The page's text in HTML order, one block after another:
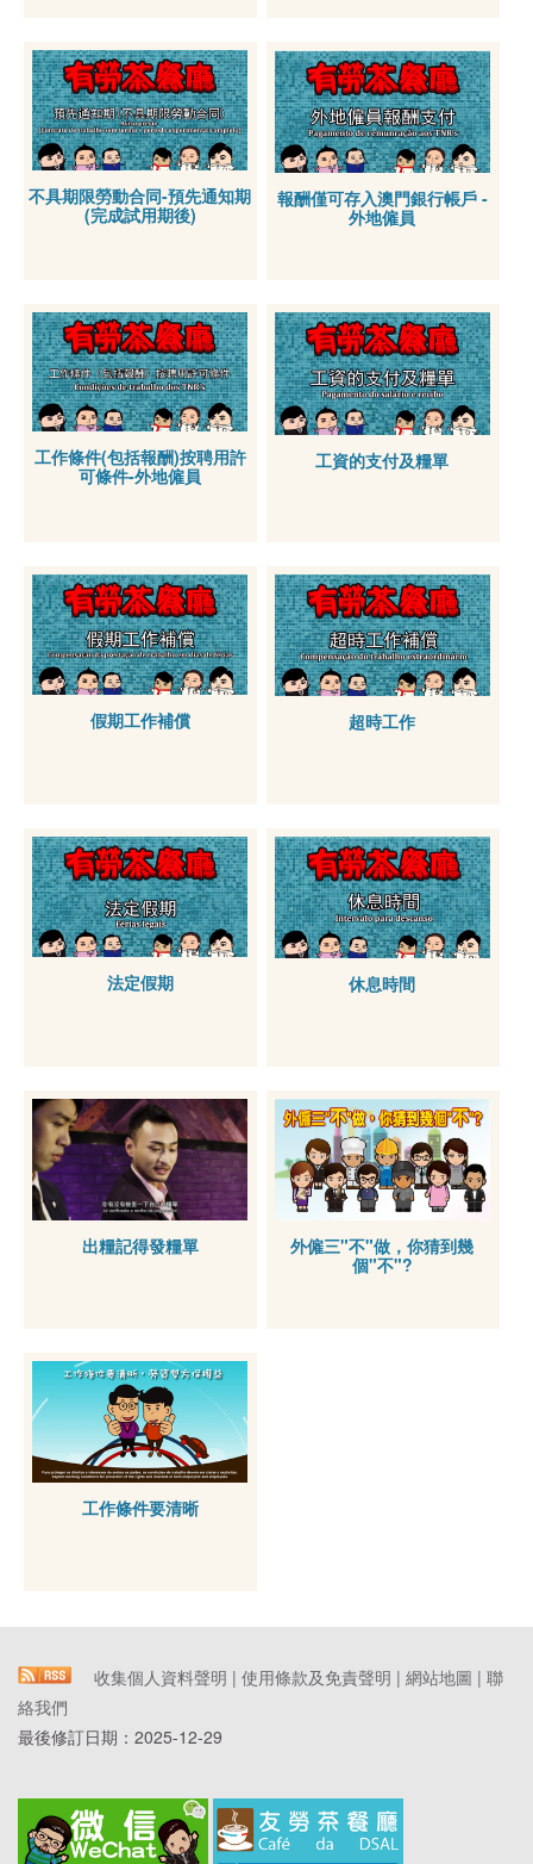
不具期限勞動合同-預先通知期
(完成試用期後)
報酬僅可存入澳門銀行帳戶 -
外地僱員
工作條件(包括報酬)按聘用許
可條件-外地僱員
工資的支付及糧單
假期工作補償 超時工作
法定假期 休息時間
出糧記得發糧單
外僱三"不"做，你猜到幾
個"不"?
工作條件要清晰
收集個人資料聲明 | 使用條款及免責聲明 | 網站地圖 | 聯
絡我們
最後修訂日期： 2025-12-29